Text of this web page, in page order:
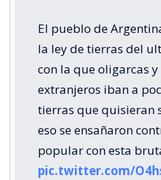
El pueblo de
la ley de tierras del
con la que oligarcas
extranjeros iban a
tierras que quisieran
eso se ensañaron
popular con esta
pic.twitter.com/